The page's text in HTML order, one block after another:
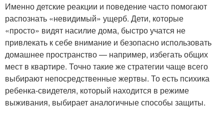
Именно детские реакции и поведение часто помогают
распознать «невидимый» ущерб. Дети, которые
«просто» видят насилие дома, быстро учатся не
привлекать к себе внимание и безопасно использовать
домашнее пространство — например, избегать общих
мест в квартире. Точно такие же стратегии чаще всего
выбирают непосредственные жертвы. То есть психика
ребенка-свидетеля, который находится в режиме
выживания, выбирает аналогичные способы защиты.